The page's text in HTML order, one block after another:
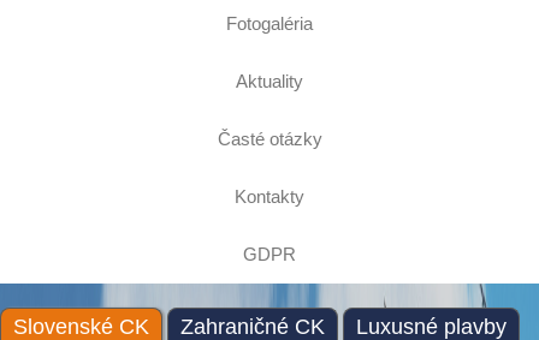
Fotogaléria
Aktuality
Časté otázky
Kontakty
GDPR
Slovenské CK Zahraničné CK Luxusné plavby